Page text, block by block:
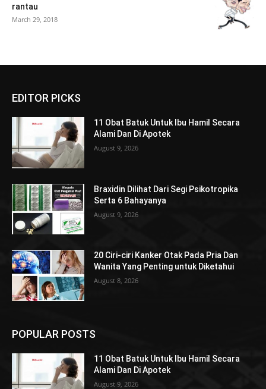
rantau
March 29, 2018
EDITOR PICKS
11 Obat Batuk Untuk Ibu Hamil Secara
Alami Dan Di Apotek
August 9, 2026
Braxidin Dilihat Dari Segi Psikotropika
Serta 6 Bahayanya
August 9, 2026
20 Ciri-ciri Kanker Otak Pada Pria Dan
Wanita Yang Penting untuk Diketahui
August 8, 2026
POPULAR POSTS
11 Obat Batuk Untuk Ibu Hamil Secara
Alami Dan Di Apotek
August 9, 2026